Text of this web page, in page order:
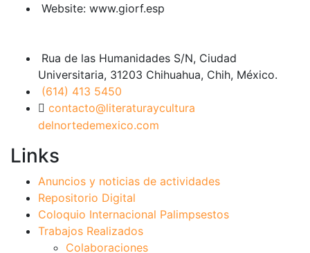
Website: www.giorf.esp
Rua de las Humanidades S/N, Ciudad
Universitaria, 31203 Chihuahua, Chih, México.
(614) 413 5450
contacto@literaturaycultura
delnortedemexico.com
Links
Anuncios y noticias de actividades
Repositorio Digital
Coloquio Internacional Palimpsestos
Trabajos Realizados
Colaboraciones